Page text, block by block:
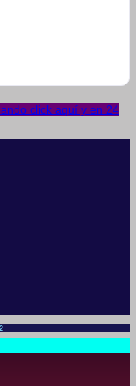
click aquí y en 24